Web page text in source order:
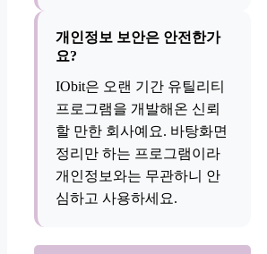
개인정보 보안은 안전한가
요?
IObit은 오랜 기간 유틸리티
프로그램을 개발해온 신뢰
할 만한 회사예요. 바탕화면
정리만 하는 프로그램이라
개인정보와는 무관하니 안
심하고 사용하세요.